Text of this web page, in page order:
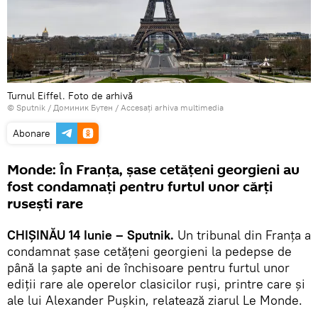
Turnul Eiffel. Foto de arhivă
© Sputnik / Доминик Бутен / Accesați arhiva multimedia
Abonare
Monde: În Franța, șase cetățeni georgieni au
fost condamnați pentru furtul unor cărți
rusești rare
CHIȘINĂU 14 Iunie – Sputnik. Un tribunal din Franța a
condamnat șase cetățeni georgieni la pedepse de
până la șapte ani de închisoare pentru furtul unor
ediții rare ale operelor clasicilor ruși, printre care și
ale lui Alexander Pușkin, relatează ziarul Le Monde.